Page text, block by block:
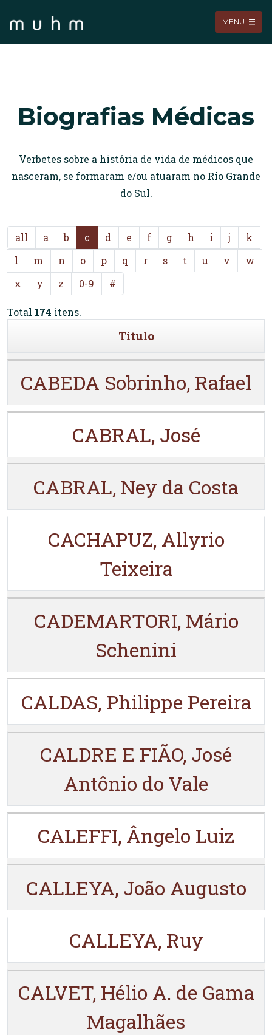
MENU
Biografias Médicas
Verbetes sobre a história de vida de médicos que
nasceram, se formaram e/ou atuaram no Rio Grande
do Sul.
all a b c d e f g h i j
k
l
m n o p q r s t u v
w
x
y z 0-9 #
Total 174 itens.
Titulo
CABEDA Sobrinho, Rafael
CABRAL, José
CABRAL, Ney da Costa
CACHAPUZ, Allyrio
Teixeira
CADEMARTORI, Mário
Schenini
CALDAS, Philippe Pereira
CALDRE E FIÃO, José
Antônio do Vale
CALEFFI, Ângelo Luiz
CALLEYA, João Augusto
CALLEYA, Ruy
CALVET, Hélio A. de Gama
Magalhães